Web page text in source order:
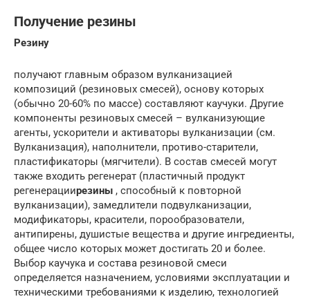
Получение резины
Резину
получают главным образом вулканизацией
композиций (резиновых смесей), основу которых
(обычно 20-60% по массе) составляют каучуки. Другие
компоненты резиновых смесей – вулканизующие
агенты, ускорители и активаторы вулканизации (см.
Вулканизация), наполнители, противо-старители,
пластификаторы (мягчители). В состав смесей могут
также входить регенерат (пластичный продукт
регенерациирезины , способный к повторной
вулканизации), замедлители подвулканизации,
модификаторы, красители, порообразователи,
антипирены, душистые вещества и другие ингредиенты,
общее число которых может достигать 20 и более.
Выбор каучука и состава резиновой смеси
определяется назначением, условиями эксплуатации и
техническими требованиями к изделию, технологией